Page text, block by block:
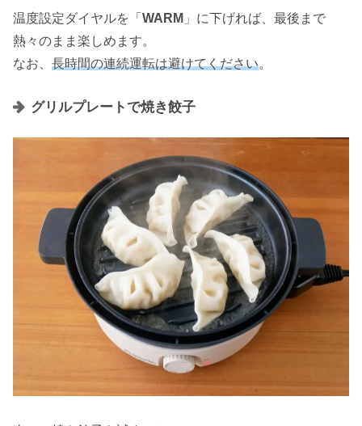
温度設定ダイヤルを「 WARM 」に下げれば、最後まで
熱々のまま楽しめます。
なお、 長時間の連続運転は避けてください。
グリルプレートで焼き餃子